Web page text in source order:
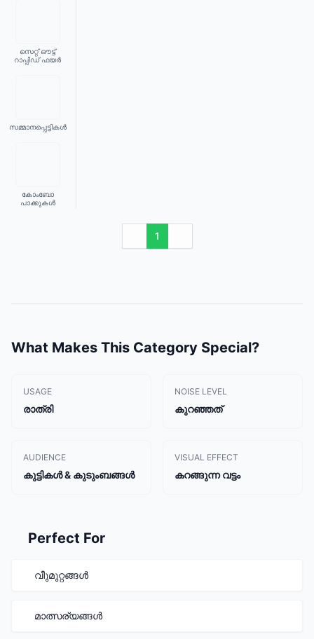
സെറ്റ് ഔട്ട്
റാപ്പിഡ് ഫയർ
സമ്മാനപ്പെട്ടികൾ
കോംബോ
പാക്കുകൾ
1
What Makes This Category Special?
USAGE
രാത്രി
NOISE LEVEL
കുറഞ്ഞത്
AUDIENCE
കുട്ടികൾ & കുടുംബങ്ങൾ
VISUAL EFFECT
കറങ്ങുന്ന വട്ടം
Perfect For
വീുമുറ്റങ്ങൾ
മാത്സര്യങ്ങൾ